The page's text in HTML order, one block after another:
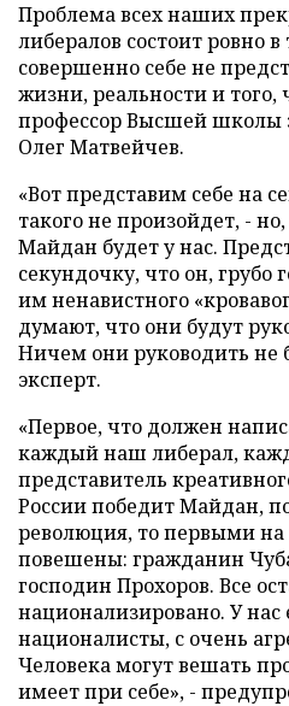
Проблема всех наших
либералов состоит ровно
совершенно себе не
жизни, реальности и того,
профессор Высшей школы
Олег Матвейчев.
«Вот представим себе на
такого не произойдет, -
Майдан будет у нас.
секундочку, что он, грубо
им ненавистного
думают, что они будут
Ничем они руководить не
эксперт.
«Первое, что должен
каждый наш либерал,
представитель
России победит Майдан,
революция, то первыми на
повешены: гражданин
господин Прохоров. Все
национализировано. У нас
националисты, с очень
Человека могут вешать
имеет при себе», -